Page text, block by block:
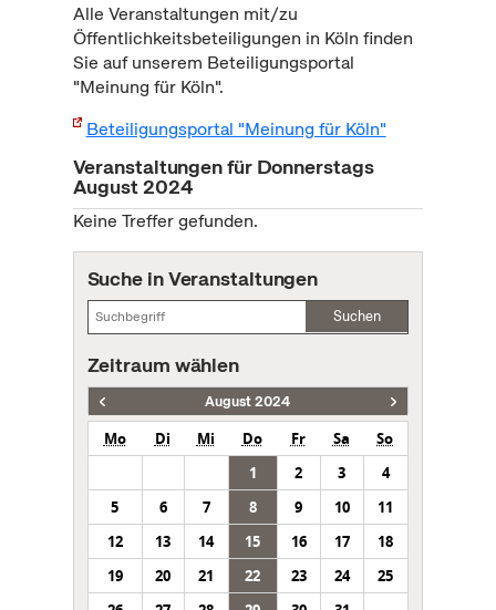
Alle Veranstaltungen mit/zu
Öffentlichkeitsbeteiligungen in Köln finden
Sie auf unserem Beteiligungsportal
"Meinung für Köln".
Beteiligungsportal "Meinung für Köln"
Veranstaltungen für Donnerstags
August 2024
Keine Treffer gefunden.
Suche in Veranstaltungen
Suchen
Zeitraum wählen
August 2024
Mo Di Mi Do Fr Sa
So
1
2 3
4
5
6 7 8 9 10
11
12
13 14 15 16 17
18
19
20 21 22 23 24
25